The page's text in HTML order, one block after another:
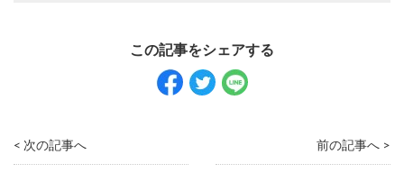
< 次の記事へ 前の記事へ >